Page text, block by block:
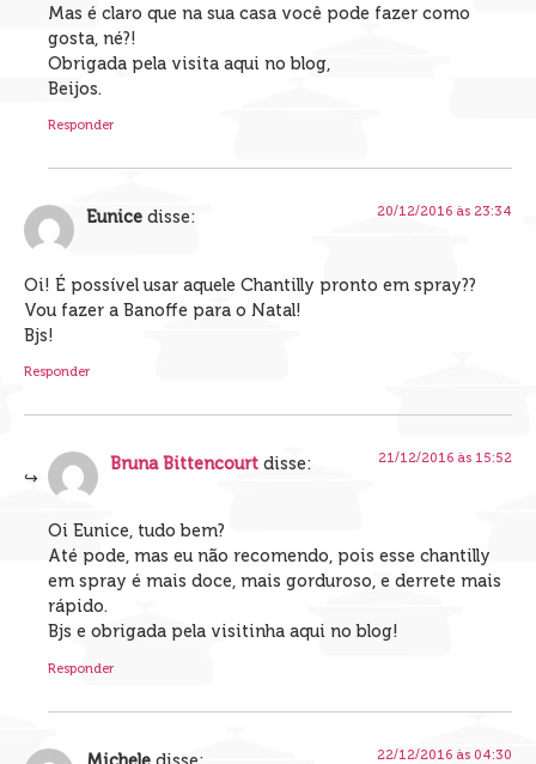
Mas é claro que na sua casa você pode fazer como
gosta, né?!
Obrigada pela visita aqui no blog,
Beijos.
Responder
Eunice disse: 20/12/2016 às 23:34
Oi! É possível usar aquele Chantilly pronto em spray??
Vou fazer a Banoffe para o Natal!
Bjs!
Responder
Bruna Bittencourt disse: 21/12/2016 às 15:52
Oi Eunice, tudo bem?
Até pode, mas eu não recomendo, pois esse chantilly
em spray é mais doce, mais gorduroso, e derrete mais
rápido.
Bjs e obrigada pela visitinha aqui no blog!
Responder
22/12/2016 às 04:30